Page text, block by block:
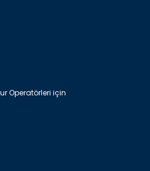
yakınlarındaki restoranlar
Operatörleri için